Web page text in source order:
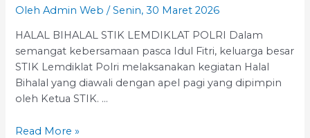
OlehAdmin Web /Senin, 30 Maret 2026
HALAL BIHALAL STIK LEMDIKLAT POLRI Dalam
semangat kebersamaan pasca Idul Fitri, keluarga besar
STIK Lemdiklat Polri melaksanakan kegiatan Halal
Bihalal yang diawali dengan apel pagi yang dipimpin
oleh Ketua STIK. …
HALAL
Read More »